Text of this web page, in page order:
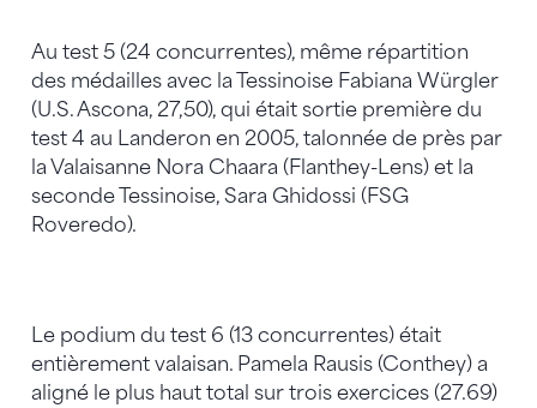
Au test 5 (24 concurrentes), même répartition
des médailles avec la Tessinoise Fabiana Würgler
(U.S. Ascona, 27,50), qui était sortie première du
test 4 au Landeron en 2005, talonnée de près par
la Valaisanne Nora Chaara (Flanthey-Lens) et la
seconde Tessinoise, Sara Ghidossi (FSG
Roveredo).
Le podium du test 6 (13 concurrentes) était
entièrement valaisan. Pamela Rausis (Conthey) a
aligné le plus haut total sur trois exercices (27.69)